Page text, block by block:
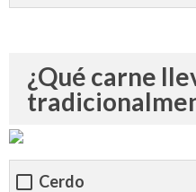
¿Qué carne
Cerdo